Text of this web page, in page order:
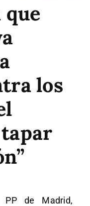
los
PP de Madrid,